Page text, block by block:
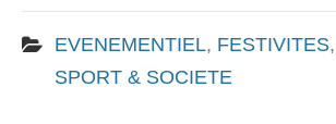
EVENEMENTIEL, FESTIVITES,
SPORT & SOCIETE